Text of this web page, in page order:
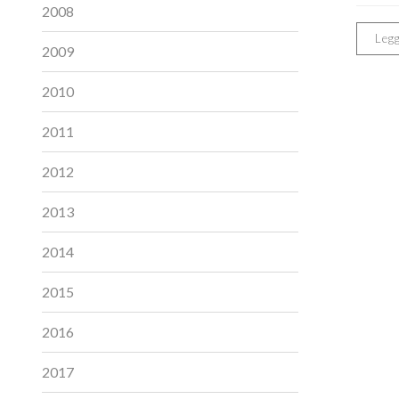
2008
2009
2010
2011
2012
2013
2014
2015
2016
2017